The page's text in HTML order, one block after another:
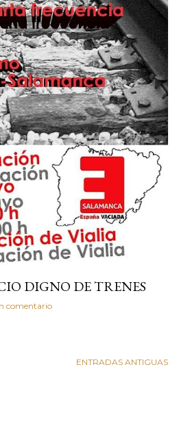
DIGNO DE TRENES
comentario
ENTRADAS ANTIGUAS